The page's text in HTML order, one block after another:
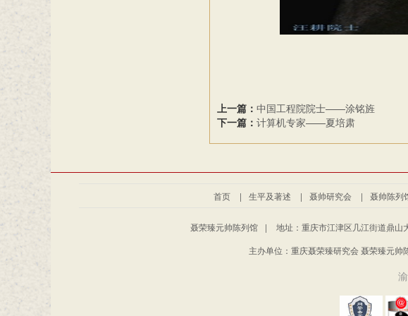
上一篇： 中国工程院院士——涂铭旌
下一篇： 计算机专家——夏培肃
首页 | 生平及著述 | 聂帅研究会 | 聂帅陈列
聂荣臻元帅陈列馆 | 地址：重庆市江津区几江街道鼎山
主办单位：重庆聂荣臻研究会 聂荣臻元帅